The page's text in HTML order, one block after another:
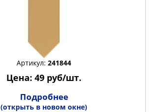
Артикул: 241844
Цена: 49 руб/шт.
Подробнее
(открыть в новом окне)